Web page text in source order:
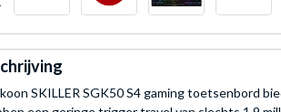
SKILLER SGK50 S4 gaming toetsenbord